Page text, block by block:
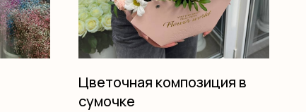
Цветочная композиция в
сумочке